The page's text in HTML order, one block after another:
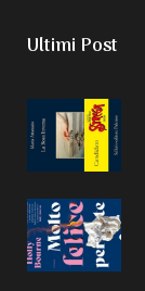
Ultimi Post